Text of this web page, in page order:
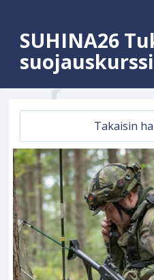
SUHINA26
suojauskurssi
Takaisin